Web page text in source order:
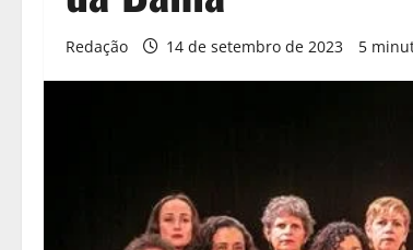
Redação 14 de setembro de 2023 5